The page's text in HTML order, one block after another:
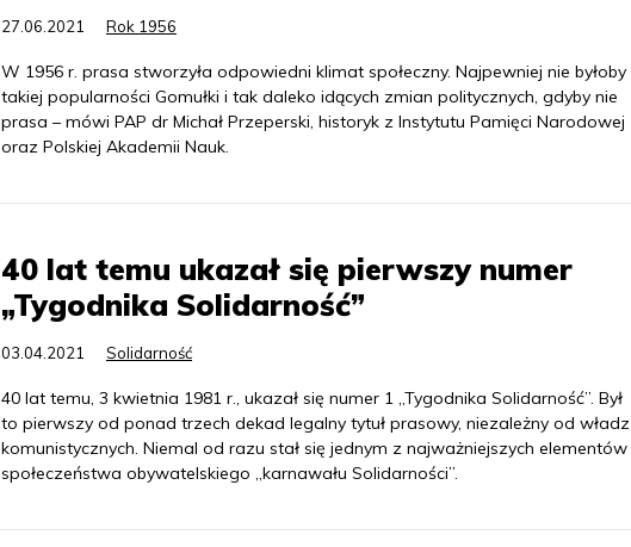
27.06.2021 Rok 1956
W 1956 r. prasa stworzyła odpowiedni klimat społeczny. Najpewniej nie byłoby
takiej popularności Gomułki i tak daleko idących zmian politycznych, gdyby nie
prasa – mówi PAP dr Michał Przeperski, historyk z Instytutu Pamięci Narodowej
oraz Polskiej Akademii Nauk.
40 lat temu ukazał się pierwszy numer
„Tygodnika Solidarność”
03.04.2021 Solidarność
40 lat temu, 3 kwietnia 1981 r., ukazał się numer 1 „Tygodnika Solidarność”. Był
to pierwszy od ponad trzech dekad legalny tytuł prasowy, niezależny od władz
komunistycznych. Niemal od razu stał się jednym z najważniejszych elementów
społeczeństwa obywatelskiego „karnawału Solidarności”.